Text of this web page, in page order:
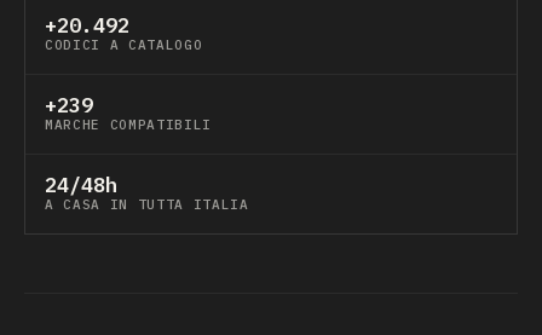
+20.492
CODICI A CATALOGO
+239
MARCHE COMPATIBILI
24/48h
A CASA IN TUTTA ITALIA